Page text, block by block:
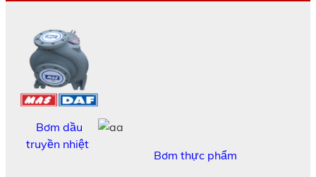
Bơm dầu
truyền nhiệt
Bơm thực phẩm